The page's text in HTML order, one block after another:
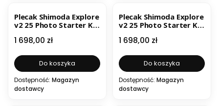
Plecak Shimoda Explore
v2 25 Photo Starter Kit
Cena
1 698,00 zł
Do koszyka
Dostępność: Magazyn
dostawcy
Plecak Shimoda Explore
v2 25 Photo Starter Kit
Cena
1 698,00 zł
Do koszyka
Dostępność: Magazyn
dostawcy